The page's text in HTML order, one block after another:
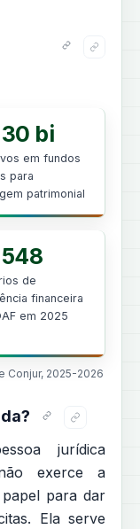
bi
em fundos
para
patrimonial
de
financeira
em 2025
Conjur, 2025-2026
jurídica
exerce a
para dar
Ela serve